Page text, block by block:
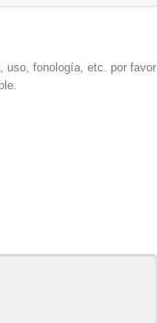
uso, fonología, etc. por favor